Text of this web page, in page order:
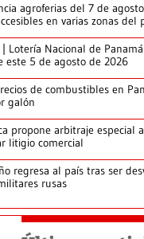
agroferias del 7 de
en varias zonas del
| Lotería Nacional de
este 5 de agosto de 2026
de combustibles en
galón
propone arbitraje especial
litigio comercial
regresa al país tras ser
rusas